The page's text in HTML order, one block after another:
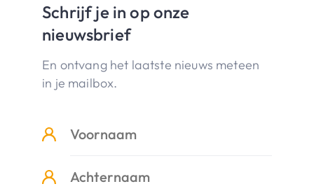
Schrijf je in op onze
nieuwsbrief
En ontvang het laatste nieuws meteen
in je mailbox.